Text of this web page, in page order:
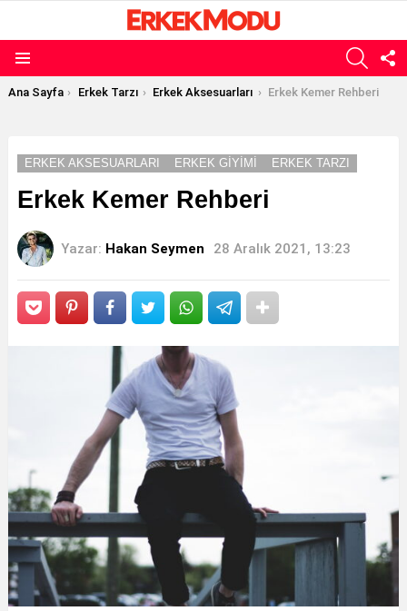
ARAMA
Buradasınız:
Ana Sayfa Erkek Tarzı Erkek Aksesuarları Erkek Kemer Rehberi
ERKEK AKSESUARLARI ERKEK GIYIMI ERKEK TARZI
Erkek Kemer Rehberi
Yazar: Hakan Seymen 28 Aralık 2021, 13:23